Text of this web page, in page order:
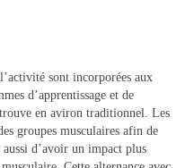
»
sont incorporées aux
d’apprentissage et de
en aviron traditionnel. Les
groupes musculaires afin de
d’avoir un impact plus